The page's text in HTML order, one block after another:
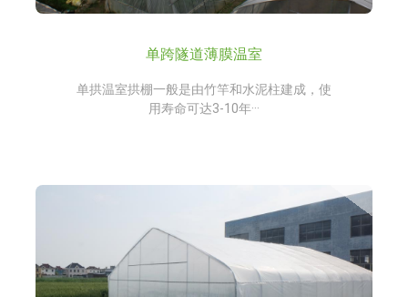
单跨隧道薄膜温室
单拱温室拱棚一般是由竹竿和水泥柱建成，使
用寿命可达3-10年···